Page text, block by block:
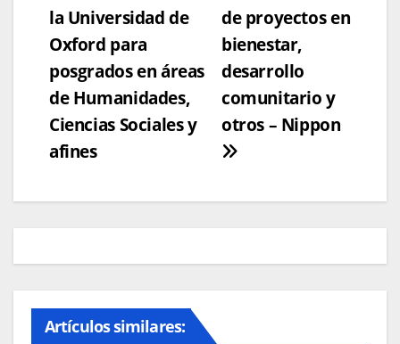
de
entradas
de proyectos en
bienestar,
desarrollo
comunitario y
otros – Nippon
la Universidad de
Oxford para
posgrados en áreas
de Humanidades,
Ciencias Sociales y
afines
Artículos similares: